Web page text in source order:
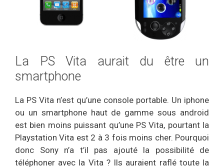
La PS Vita aurait du être un
smartphone
La PS Vita n’est qu’une console portable. Un iphone
ou un smartphone haut de gamme sous android
est bien moins puissant qu’une PS Vita, pourtant la
Playstation Vita est 2 à 3 fois moins cher. Pourquoi
donc Sony n’a t’il pas ajouté la possibilité de
téléphoner avec la Vita ? Ils auraient raflé toute la